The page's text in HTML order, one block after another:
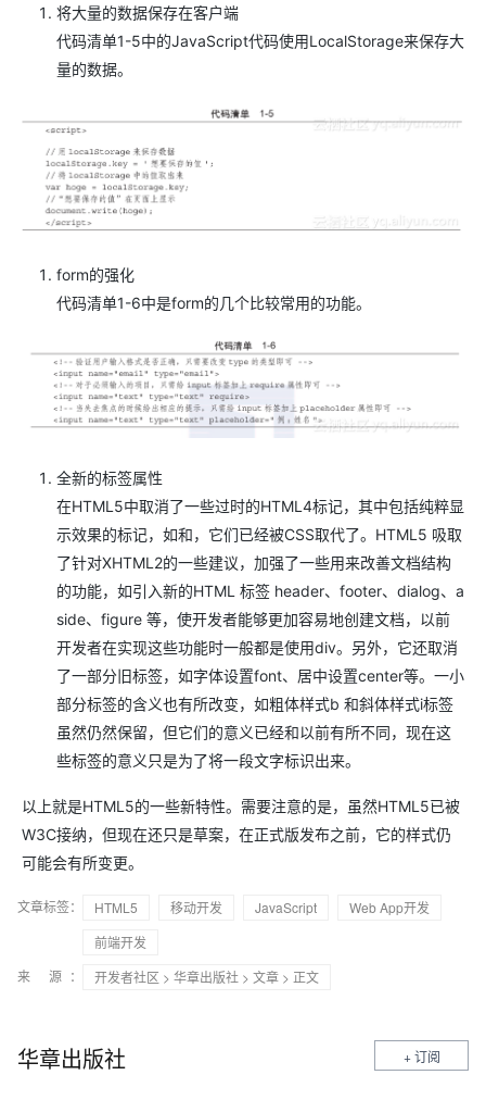
将大量的数据保存在客户端
代码清单1-5中的JavaScript代码使用LocalStorage来保存大
量的数据。
form的强化
代码清单1-6中是form的几个比较常用的功能。
全新的标签属性
在HTML5中取消了一些过时的HTML4标记，其中包括纯粹显
示效果的标记，如和，它们已经被CSS取代了。HTML5 吸取
了针对XHTML2的一些建议，加强了一些用来改善文档结构
的功能，如引入新的HTML 标签 header、footer、dialog、a
side、figure 等，使开发者能够更加容易地创建文档，以前
开发者在实现这些功能时一般都是使用div。另外，它还取消
了一部分旧标签，如字体设置font、居中设置center等。一小
部分标签的含义也有所改变，如粗体样式b 和斜体样式i标签
虽然仍然保留，但它们的意义已经和以前有所不同，现在这
些标签的意义只是为了将一段文字标识出来。
以上就是HTML5的一些新特性。需要注意的是，虽然HTML5已被
W3C接纳，但现在还只是草案，在正式版发布之前，它的样式仍
可能会有所变更。
文章标签： HTML5 移动开发 JavaScript
Web App开发
前端开发
来 源：
开发者社区 > 华章出版社 > 文章 > 正文
华章出版社 + 订阅